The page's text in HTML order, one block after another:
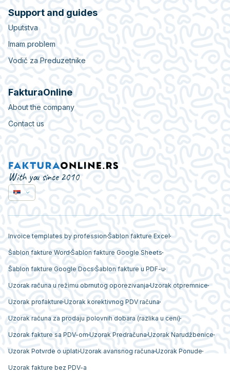
Support and guides
Uputstva
Imam problem
Vodič za Preduzetnike
FakturaOnline
About the company
Contact us
With you since 2010
Invoice templates by profession Šablon fakture Excel
Šablon fakture Word Šablon fakture Google Sheets
Šablon fakture Google Docs Šablon fakture u PDF-u
Uzorak računa u režimu obrnutog oporezivanja Uzorak otpremnice
Uzorak profakture Uzorak korektivnog PDV računa
Uzorak računa za prodaju polovnih dobara (razlika u ceni)
Uzorak fakture sa PDV-om Uzorak Predračuna Uzorak Narudžbenice
Uzorak Potvrde o uplati Uzorak avansnog računa Uzorak Ponude
Uzorak fakture bez PDV-a